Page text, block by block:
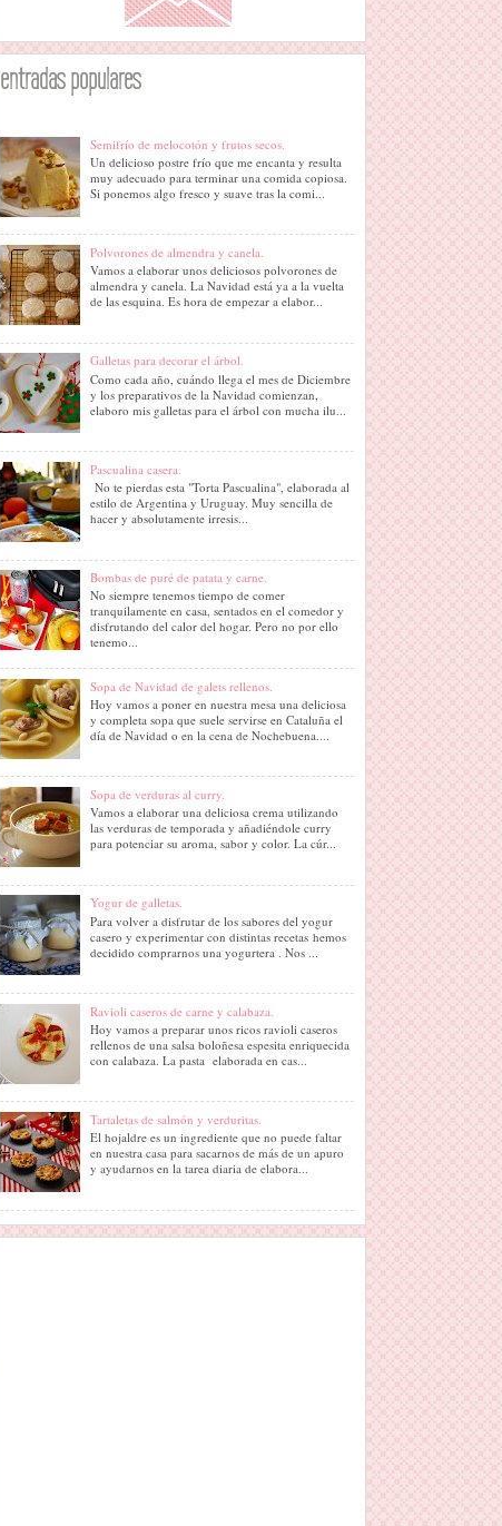
entradas populares
Semifrío de melocotón y frutos secos.
Un delicioso postre frío que me encanta y resulta
muy adecuado para terminar una comida copiosa.
Si ponemos algo fresco y suave tras la comi...
Polvorones de almendra y canela.
Vamos a elaborar unos deliciosos polvorones de
almendra y canela. La Navidad está ya a la vuelta
de las esquina. Es hora de empezar a elabor...
Galletas para decorar el árbol.
Como cada año, cuándo llega el mes de Diciembre
y los preparativos de la Navidad comienzan,
elaboro mis galletas para el árbol con mucha ilu...
Pascualina casera.
No te pierdas esta "Torta Pascualina", elaborada al
estilo de Argentina y Uruguay. Muy sencilla de
hacer y absolutamente irresis...
Bombas de puré de patata y carne.
No siempre tenemos tiempo de comer
tranquilamente en casa, sentados en el comedor y
disfrutando del calor del hogar. Pero no por ello
tenemo...
Sopa de Navidad de galets rellenos.
Hoy vamos a poner en nuestra mesa una deliciosa
y completa sopa que suele servirse en Cataluña el
día de Navidad o en la cena de Nochebuena....
Sopa de verduras al curry.
Vamos a elaborar una deliciosa crema utilizando
las verduras de temporada y añadiéndole curry
para potenciar su aroma, sabor y color. La cúr...
Yogur de galletas.
Para volver a disfrutar de los sabores del yogur
casero y experimentar con distintas recetas hemos
decidido comprarnos una yogurtera . Nos ...
Ravioli caseros de carne y calabaza.
Hoy vamos a preparar unos ricos ravioli caseros
rellenos de una salsa boloñesa espesita enriquecida
con calabaza. La pasta elaborada en cas...
Tartaletas de salmón y verduritas.
El hojaldre es un ingrediente que no puede faltar
en nuestra casa para sacarnos de más de un apuro
y ayudarnos en la tarea diaria de elabora...